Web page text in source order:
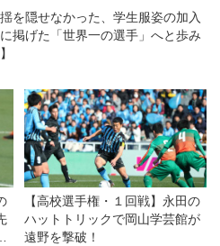
を隠せなかった、学生服姿の加入
掲げた「世界一の選手」へと歩み
【高校選手権・１回戦】永田の
ハットトリックで岡山学芸館が
遠野を撃破！